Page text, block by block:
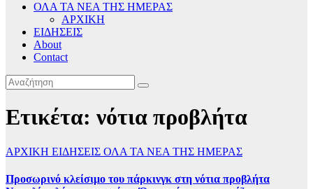
ΟΛΑ ΤΑ ΝΕΑ ΤΗΣ ΗΜΕΡΑΣ
ΑΡΧΙΚΗ
ΕΙΔΗΣΕΙΣ
About
Contact
Ετικέτα: νότια προβλήτα
ΑΡΧΙΚΗ ΕΙΔΗΣΕΙΣ ΟΛΑ ΤΑ ΝΕΑ ΤΗΣ ΗΜΕΡΑΣ
Προσωρινό κλείσιμο του πάρκινγκ στη νότια προβλήτα